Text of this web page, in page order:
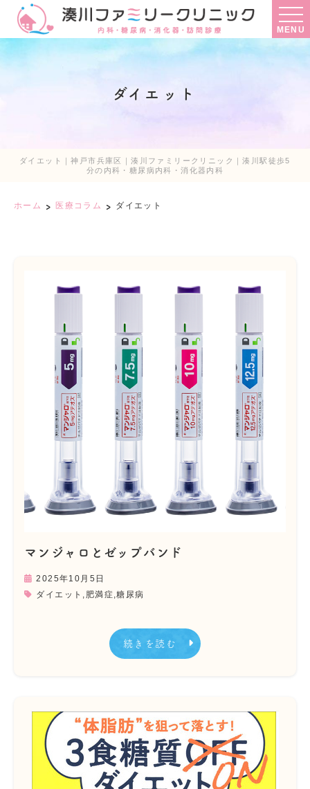
MENU
ダイエット
ダイエット｜神戸市兵庫区｜湊川ファミリークリニック｜湊川駅徒歩5
分の内科・糖尿病内科・消化器内科
ホーム 医療コラム ダイエット
マンジャロとゼップバンド
2025年10月5日
ダイエット , 肥満症,糖尿病
続きを読む